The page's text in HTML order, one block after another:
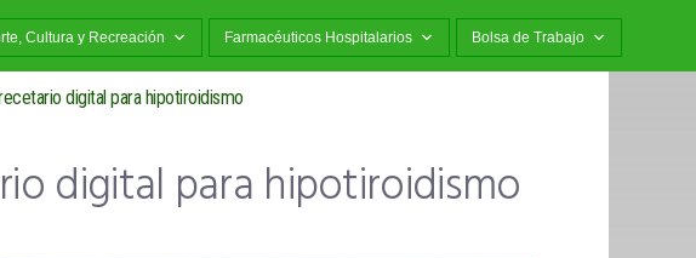
Cultura y Recreación Farmacéuticos Hospitalarios Bolsa de Trabajo
digital para hipotiroidismo
digital para hipotiroidismo